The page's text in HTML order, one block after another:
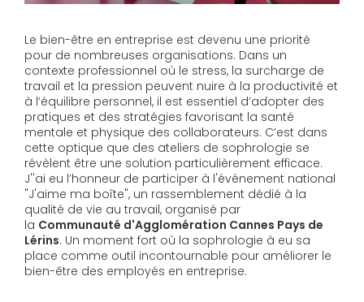
Le bien-être en entreprise est devenu une priorité
pour de nombreuses organisations. Dans un
contexte professionnel où le stress, la surcharge de
travail et la pression peuvent nuire à la productivité et
à l’équilibre personnel, il est essentiel d’adopter des
pratiques et des stratégies favorisant la santé
mentale et physique des collaborateurs. C’est dans
cette optique que des ateliers de sophrologie se
révèlent être une solution particulièrement efficace.
J''ai eu l’honneur de participer à l'événement national
"J'aime ma boîte", un rassemblement dédié à la
qualité de vie au travail, organisé par
la Communauté d'Agglomération Cannes Pays de
Lérins. Un moment fort où la sophrologie à eu sa
place comme outil incontournable pour améliorer le
bien-être des employés en entreprise.